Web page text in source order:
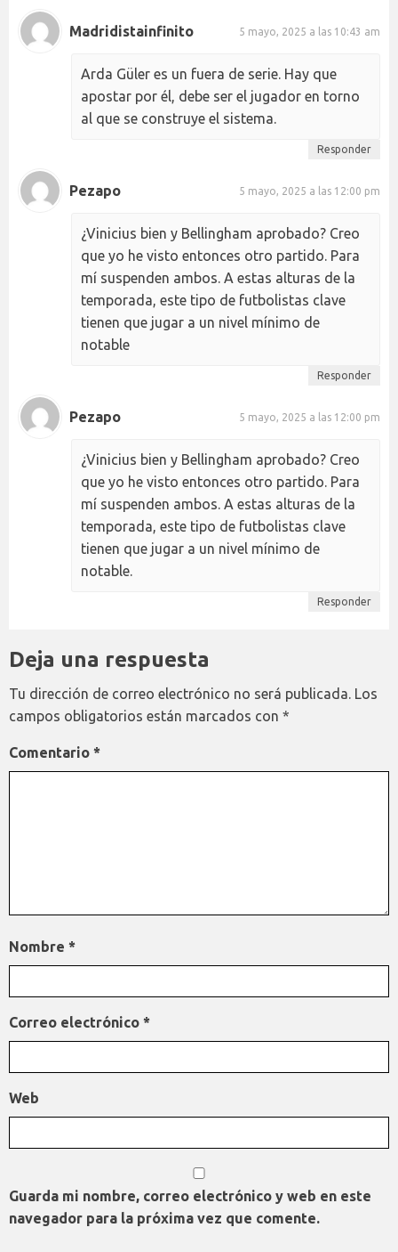
Madridistainfinito 5 mayo, 2025 a las 10:43 am
Arda Güler es un fuera de serie. Hay que
apostar por él, debe ser el jugador en torno
al que se construye el sistema.
Responder
Pezapo 5 mayo, 2025 a las 12:00 pm
¿Vinicius bien y Bellingham aprobado? Creo
que yo he visto entonces otro partido. Para
mí suspenden ambos. A estas alturas de la
temporada, este tipo de futbolistas clave
tienen que jugar a un nivel mínimo de
notable
Responder
Pezapo 5 mayo, 2025 a las 12:00 pm
¿Vinicius bien y Bellingham aprobado? Creo
que yo he visto entonces otro partido. Para
mí suspenden ambos. A estas alturas de la
temporada, este tipo de futbolistas clave
tienen que jugar a un nivel mínimo de
notable.
Responder
Deja una respuesta
Tu dirección de correo electrónico no será publicada. Los
campos obligatorios están marcados con *
Comentario *
Nombre *
Correo electrónico *
Web
Guarda mi nombre, correo electrónico y web en este
navegador para la próxima vez que comente.